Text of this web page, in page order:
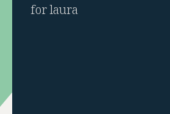
for laura